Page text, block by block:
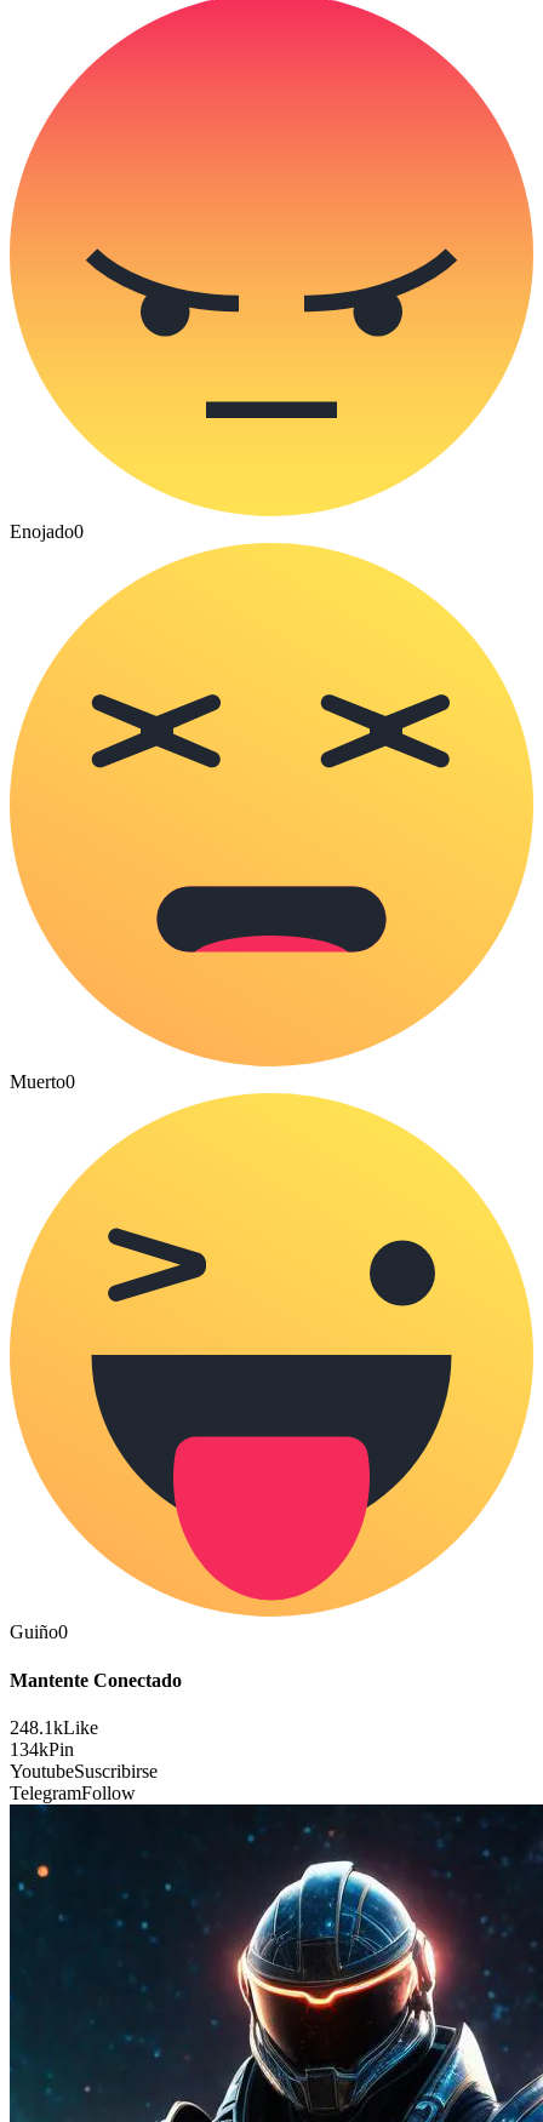
Enojado0
Muerto0
Guiño0
Mantente Conectado
248.1kLike
134kPin
YoutubeSuscribirse
TelegramFollow